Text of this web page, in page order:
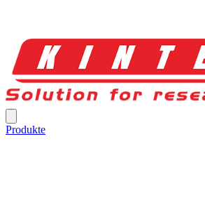
Produkte